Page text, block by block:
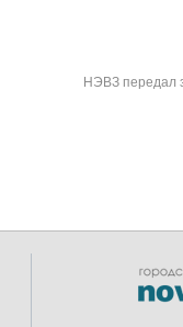
НЭВЗ передал